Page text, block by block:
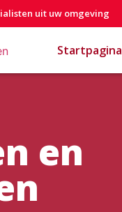
uit uw omgeving
Startpagina
en